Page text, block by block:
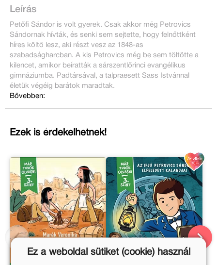
Leírás
Petőfi Sándor is volt gyerek. Csak akkor még Petrovics
Sándornak hívták, és senki sem sejtette, hogy felnőttként
híres költő lesz, aki részt vesz az 1848-as
szabadságharcban. A kis Petrovics még be sem töltötte a
kilencet, amikor beíratták a sárszentlőrinci evangélikus
gimnáziumba. Padtársával, a talpraesett Sass Istvánnal
életük végéig barátok maradtak.
Bővebben:
Ezek is érdekelhetnek!
Ez a weboldal sütiket (cookie) használ